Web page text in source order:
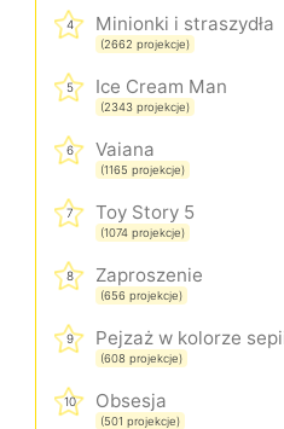
4 Minionki i straszydła
(2662 projekcje)
5 Ice Cream Man
(2343 projekcje)
6 Vaiana
(1165 projekcje)
7 Toy Story 5
(1074 projekcje)
8 Zaproszenie
(656 projekcje)
9 Pejzaż w kolorze
(608 projekcje)
10 Obsesja
(501 projekcje)